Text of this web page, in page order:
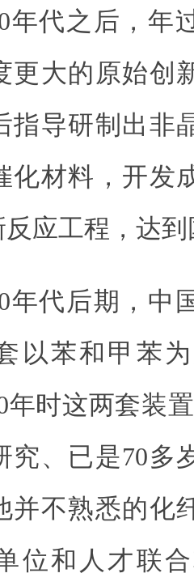
年代之后，年
更大的原始创
指导研制出非
化材料，开发
应工程，达
年代后期，中
以苯和甲苯
年时这两套装
究、已是70多
并不熟悉的化
位和人才联